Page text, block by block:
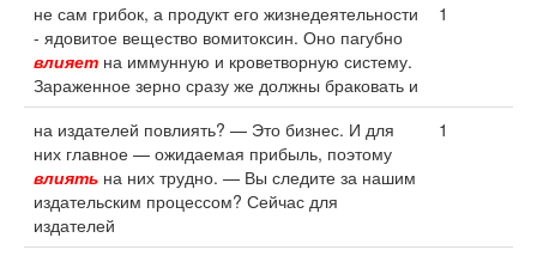
не сам грибок, а продукт его жизнедеятельности
- ядовитое вещество вомитоксин. Оно пагубно
влияет на иммунную и кроветворную систему.
Зараженное зерно сразу же должны браковать и
1
на издателей повлиять? — Это бизнес. И для
них главное — ожидаемая прибыль, поэтому
влиять на них трудно. — Вы следите за нашим
издательским процессом? Сейчас для
издателей
1